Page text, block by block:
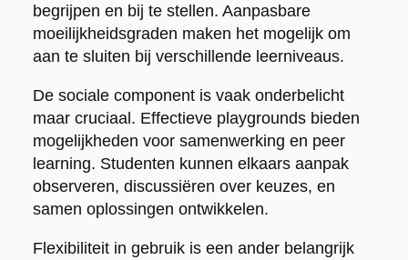
begrijpen en bij te stellen. Aanpasbare
moeilijkheidsgraden maken het mogelijk om
aan te sluiten bij verschillende leerniveaus.
De sociale component is vaak onderbelicht
maar cruciaal. Effectieve playgrounds bieden
mogelijkheden voor samenwerking en peer
learning. Studenten kunnen elkaars aanpak
observeren, discussiëren over keuzes, en
samen oplossingen ontwikkelen.
Flexibiliteit in gebruik is een ander belangrijk